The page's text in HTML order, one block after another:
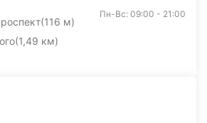
(116 м)
(1,49 км)
Пн-Вс: 09:00 - 21:00